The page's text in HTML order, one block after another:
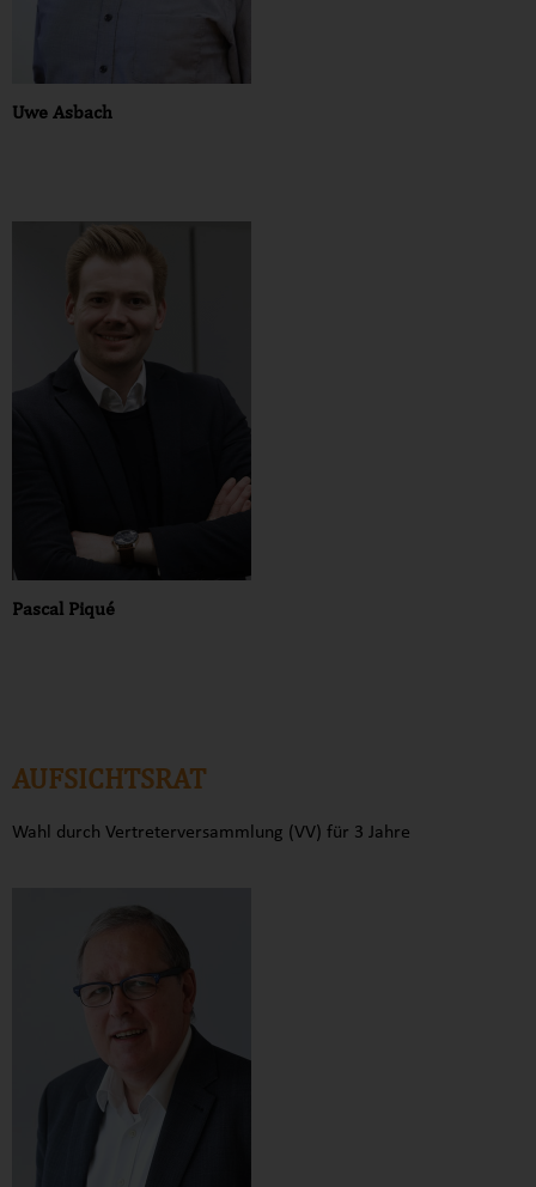
Uwe Asbach
Pascal Piqué
AUFSICHTSRAT
Wahl durch Vertreterversammlung (VV) für 3 Jahre